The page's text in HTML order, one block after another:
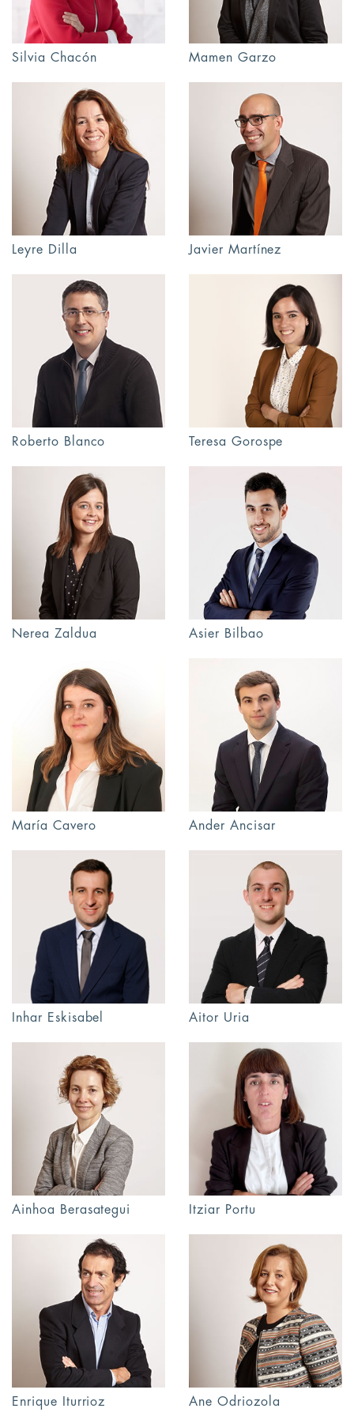
Silvia Chacón Mamen Garzo
Leyre Dilla Javier Martínez
Roberto Blanco Teresa Gorospe
Nerea Zaldua Asier Bilbao
María Cavero Ander Ancisar
Inhar Eskisabel Aitor Uria
Ainhoa Berasategui Itziar Portu
Enrique Iturrioz Ane Odriozola